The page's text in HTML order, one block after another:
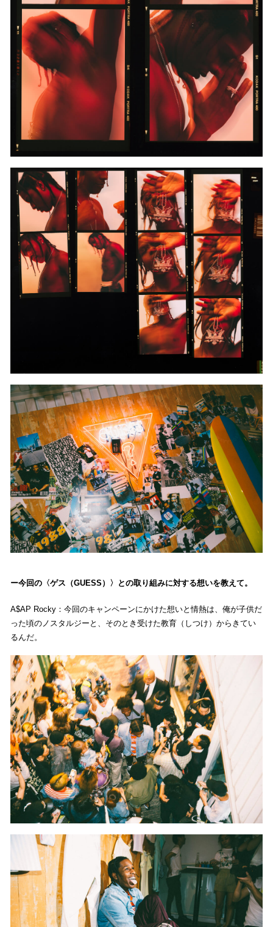
今回の〈ゲス（GUESS）〉との取り組みに対する想いを教えて。
A$AP Rocky：今回のキャンペーンにかけた想いと情熱は、俺が子供だ
った頃のノスタルジーと、そのとき受けた教育（しつけ）からきてい
るんだ。